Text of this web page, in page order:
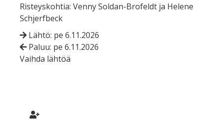
Risteyskohtia: Venny Soldan-Brofeldt ja Helene
Schjerfbeck
Lähtö: pe 6.11.2026
Paluu: pe 6.11.2026
Vaihda lähtöä